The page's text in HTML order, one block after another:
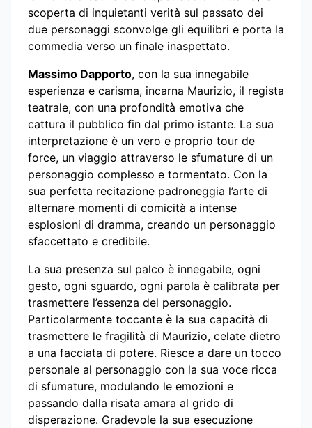
scoperta di inquietanti verità sul passato dei
due personaggi sconvolge gli equilibri e porta la
commedia verso un finale inaspettato.
Massimo Dapporto, con la sua innegabile
esperienza e carisma, incarna Maurizio, il regista
teatrale, con una profondità emotiva che
cattura il pubblico fin dal primo istante. La sua
interpretazione è un vero e proprio tour de
force, un viaggio attraverso le sfumature di un
personaggio complesso e tormentato. Con la
sua perfetta recitazione padroneggia l’arte di
alternare momenti di comicità a intense
esplosioni di dramma, creando un personaggio
sfaccettato e credibile.
La sua presenza sul palco è innegabile, ogni
gesto, ogni sguardo, ogni parola è calibrata per
trasmettere l’essenza del personaggio.
Particolarmente toccante è la sua capacità di
trasmettere le fragilità di Maurizio, celate dietro
a una facciata di potere. Riesce a dare un tocco
personale al personaggio con la sua voce ricca
di sfumature, modulando le emozioni e
passando dalla risata amara al grido di
disperazione. Gradevole la sua esecuzione